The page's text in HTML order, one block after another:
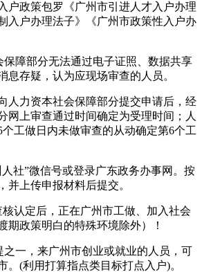
政策包罗《广州市引进人才入户办理
入户办理法子》《广州市政策性入户办
障部分无法通过电子证照、数据共享
息存疑，认为应现场审查的人员。
力资本社会保障部分提交申请后，经
网上审查通过时间确定为受理时间；人
工做日内未做审查的从动确定第6个工
”微信号或登录广东政务办事网。按
并上传申报材料后提交。
定后，正在广州市工做、加入社会
期政策明白的特殊环境除外）！
一，来广州市创业或就业的人员，可
。(利用打算指点类目标打点入户)。